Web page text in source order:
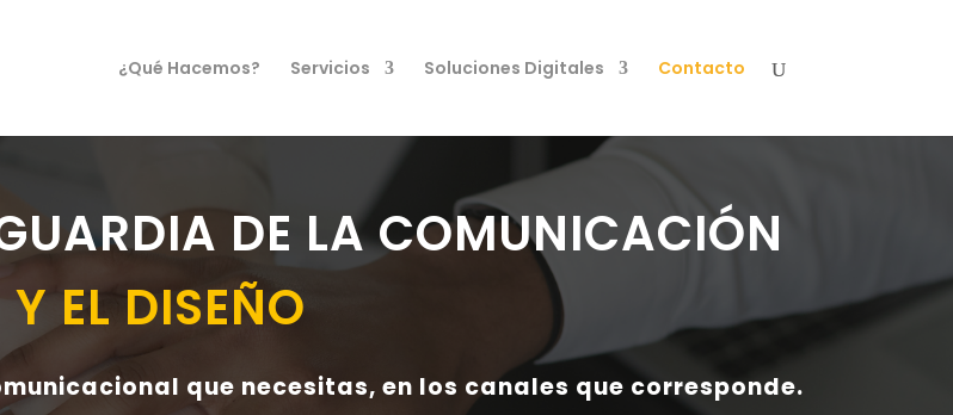
¿Qué Hacemos? Servicios Soluciones Digitales Contacto
DE LA COMUNICACIÓN
Y EL DISEÑO
que necesitas, en los canales que corresponde.